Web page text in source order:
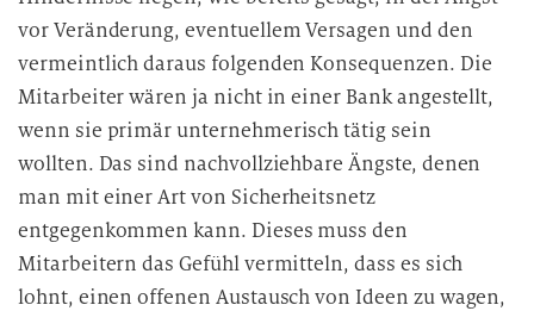
vor Veränderung, eventuellem Versagen und den
vermeintlich daraus folgenden Konsequenzen. Die
Mitarbeiter wären ja nicht in einer Bank angestellt,
wenn sie primär unternehmerisch tätig sein
wollten. Das sind nachvollziehbare Ängste, denen
man mit einer Art von Sicherheitsnetz
entgegenkommen kann. Dieses muss den
Mitarbeitern das Gefühl vermitteln, dass es sich
lohnt, einen offenen Austausch von Ideen zu wagen,